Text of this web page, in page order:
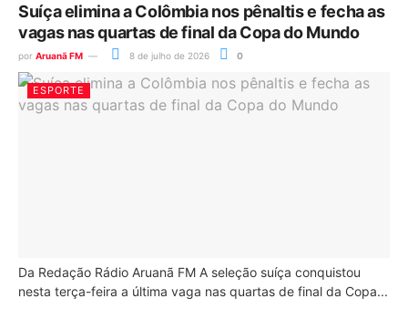
Suíça elimina a Colômbia nos pênaltis e fecha as
vagas nas quartas de final da Copa do Mundo
por Aruanã FM 8 de julho de 2026 0
ESPORTE
Da Redação Rádio Aruanã FM A seleção suíça conquistou
nesta terça-feira a última vaga nas quartas de final da Copa...